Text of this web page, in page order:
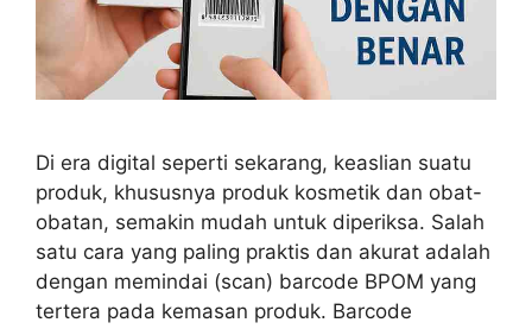
Di era digital seperti sekarang, keaslian suatu
produk, khususnya produk kosmetik dan obat-
obatan, semakin mudah untuk diperiksa. Salah
satu cara yang paling praktis dan akurat adalah
dengan memindai (scan) barcode BPOM yang
tertera pada kemasan produk. Barcode